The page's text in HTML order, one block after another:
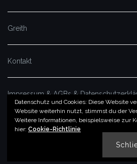
Datenschutz und Cookies: Diese Website
Website weiterhin nutzt, stimmst du der
Weitere Informationen, beispielsweise zur
hier: Cookie-Richtlinie
Greith
Kontakt
Impressum & AGBs &
© by imSalzatal.at